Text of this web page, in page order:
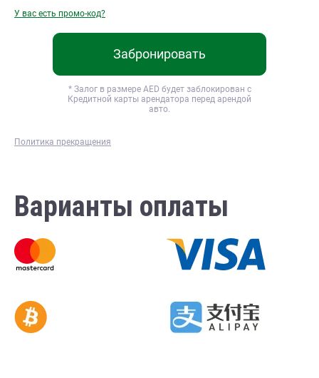
У вас есть промо-код?
Политика прекращения
Забронировать
* Залог в размере AED будет заблокирован с
Кредитной карты арендатора перед арендой
авто.
Варианты оплаты